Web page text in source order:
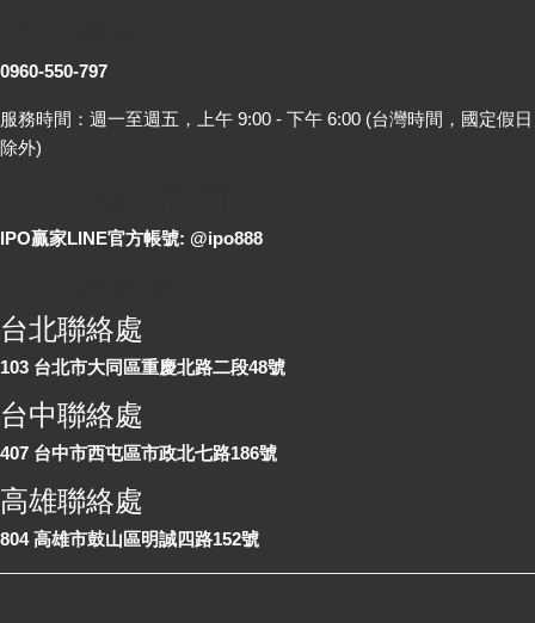
0960-550-797
服務時間：週一至週五，上午 9:00 - 下午 6:00 (台灣時間，國定假日
除外)
IPO贏家LINE官方帳號: @ipo888
台北聯絡處
103 台北市大同區重慶北路二段48號
台中聯絡處
407 台中市西屯區市政北七路186號
高雄聯絡處
804 高雄市鼓山區明誠四路152號